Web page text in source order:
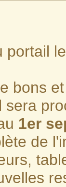
portail
bons
sera
1er
de